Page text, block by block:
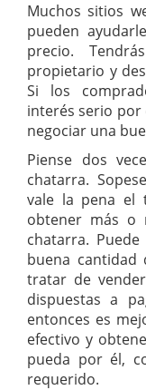
Muchos sitios
pueden
precio.
propietario y
Si los
interés serio por
negociar una
Piense dos
chatarra.
vale la pena el
obtener más o
chatarra.
buena
tratar de
dispuestas a
entonces es
efectivo y
pueda por él,
requerido.